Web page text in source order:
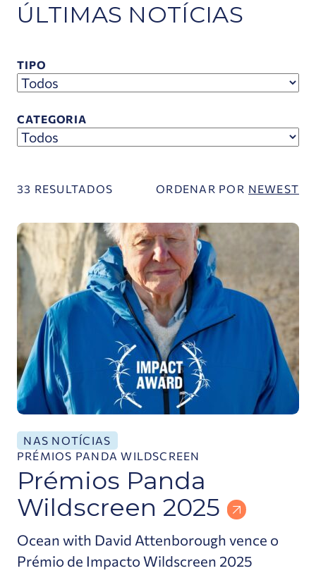
ÚLTIMAS NOTÍCIAS
TIPO
CATEGORIA
33 RESULTADOS ORDENAR POR NEWEST
Prémios Panda Wildscreen 2025
NAS NOTÍCIAS
PRÉMIOS PANDA WILDSCREEN
Prémios Panda
Wildscreen 2025
Ocean with David Attenborough vence o
Prémio de Impacto Wildscreen 2025